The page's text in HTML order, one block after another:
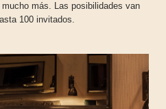
más. Las posibilidades van
100 invitados.